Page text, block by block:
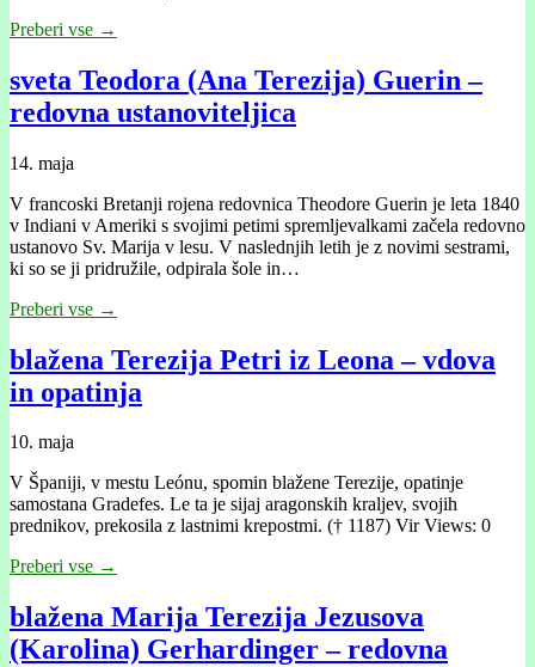
Preberi vse →
sveta Teodora (Ana Terezija) Guerin –
redovna ustanoviteljica
14. maja
V francoski Bretanji rojena redovnica Theodore Guerin je leta 1840
v Indiani v Ameriki s svojimi petimi spremljevalkami začela redovno
ustanovo Sv. Marija v lesu. V naslednjih letih je z novimi sestrami,
ki so se ji pridružile, odpirala šole in…
Preberi vse →
blažena Terezija Petri iz Leona – vdova
in opatinja
10. maja
V Španiji, v mestu Leónu, spomin blažene Terezije, opatinje
samostana Gradefes. Le ta je sijaj aragonskih kraljev, svojih
prednikov, prekosila z lastnimi krepostmi. († 1187) Vir Views: 0
Preberi vse →
blažena Marija Terezija Jezusova
(Karolina) Gerhardinger – redovna